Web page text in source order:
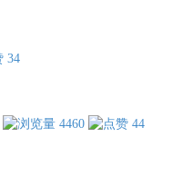
34
4460 44